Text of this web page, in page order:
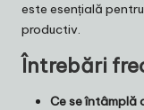
este esențială
productiv.
Întrebări
Ce se întâmplă